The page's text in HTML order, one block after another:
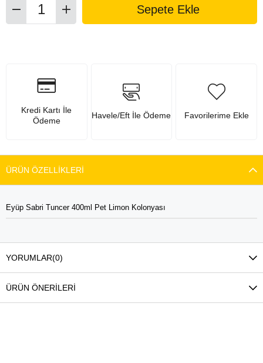
Kredi Kartı İle
Ödeme
Havele/Eft İle Ödeme Favorilerime Ekle
ÜRÜN ÖZELLIKLERI
Eyüp Sabri Tuncer 400ml Pet Limon Kolonyası
YORUMLAR(0)
ÜRÜN ÖNERILERI